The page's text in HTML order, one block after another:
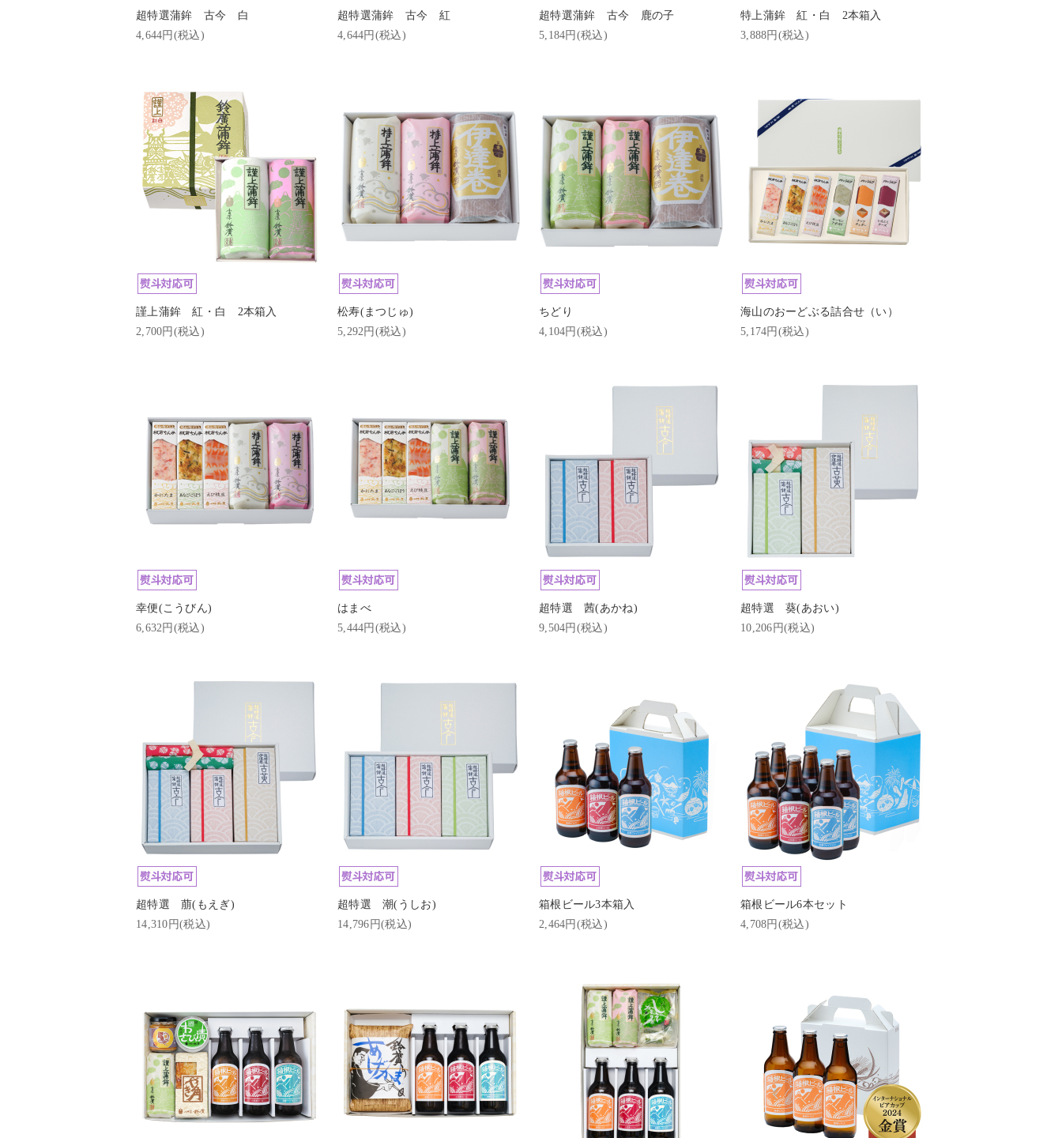
超特選蒲鉾 古今 白
4,644円(税込)
超特選蒲鉾 古今 紅
4,644円(税込)
超特選蒲鉾 古今 鹿の子
5,184円(税込)
特上蒲鉾 紅・白 2本箱入
3,888円(税込)
謹上蒲鉾 紅・白 2本箱入
2,700円(税込)
松寿(まつじゅ)
5,292円(税込)
ちどり
4,104円(税込)
海山のおーどぶる詰合せ（い）
5,174円(税込)
幸便(こうびん)
6,632円(税込)
はまべ
5,444円(税込)
超特選 茜(あかね)
9,504円(税込)
超特選 葵(あおい)
10,206円(税込)
超特選 萠(もえぎ)
14,310円(税込)
超特選 潮(うしお)
14,796円(税込)
箱根ビール3本箱入
2,464円(税込)
箱根ビール6本セット
4,708円(税込)